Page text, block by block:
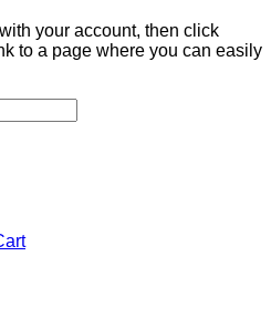
your account, then click
to a page where you can easily